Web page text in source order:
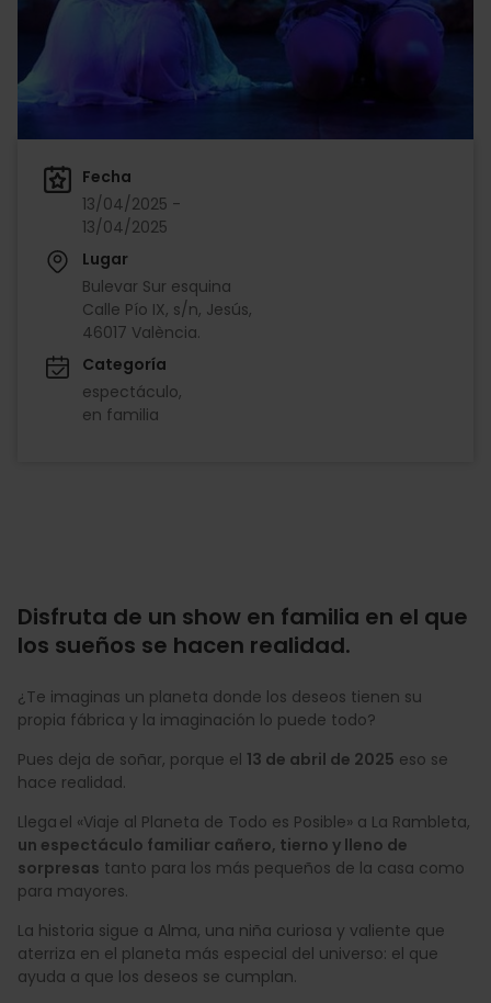
Fecha
13/04/2025 -
13/04/2025
Lugar
Bulevar Sur esquina
Calle Pío IX, s/n, Jesús,
46017 València.
Categoría
espectáculo
en familia
Disfruta de un show en familia en el que
los sueños se hacen realidad.
¿Te imaginas un planeta donde los deseos tienen su
propia fábrica y la imaginación lo puede todo?
Pues deja de soñar, porque el 13 de abril de 2025 eso se
hace realidad.
Llega el «Viaje al Planeta de Todo es Posible» a La Rambleta,
un espectáculo familiar cañero, tierno y lleno de
sorpresas tanto para los más pequeños de la casa como
para mayores.
La historia sigue a Alma, una niña curiosa y valiente que
aterriza en el planeta más especial del universo: el que
ayuda a que los deseos se cumplan.